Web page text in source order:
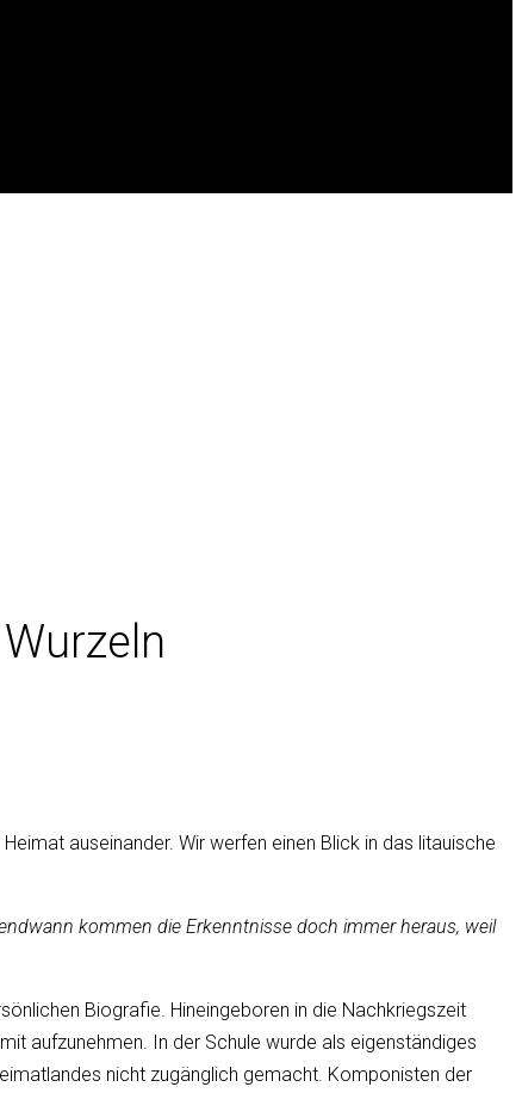
auseinander. Wir werfen einen Blick in das litauische
kommen die Erkenntnisse doch immer heraus, weil
Biografie. Hineingeboren in die Nachkriegszeit
aufzunehmen. In der Schule wurde als eigenständiges
nicht zugänglich gemacht. Komponisten der